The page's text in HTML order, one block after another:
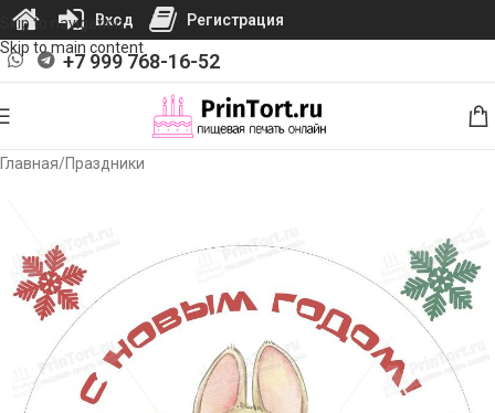
Skip to navigation
Skip to main content
+7 999 768-16-52
Главная/Праздники
Вход Регистрация